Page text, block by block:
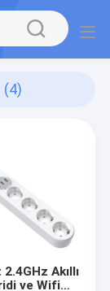
(4)
Akıllı
ve Wifi